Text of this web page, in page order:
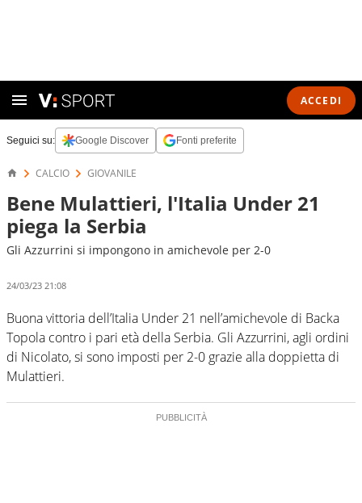
ACCEDI
Seguici su: Google Discover Fonti preferite
CALCIO GIOVANILE
Bene Mulattieri, l'Italia Under 21
piega la Serbia
Gli Azzurrini si impongono in amichevole per 2-0
24/03/23 21:08
Buona vittoria dell’Italia Under 21 nell’amichevole di Backa
Topola contro i pari età della Serbia. Gli Azzurrini, agli ordini
di Nicolato, si sono imposti per 2-0 grazie alla doppietta di
Mulattieri.